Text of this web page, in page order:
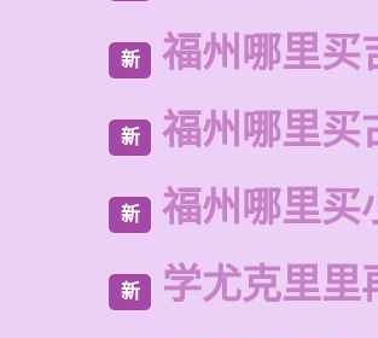
新 福州哪里买
新 福州哪里买
新 福州哪里买
新 学尤克里里